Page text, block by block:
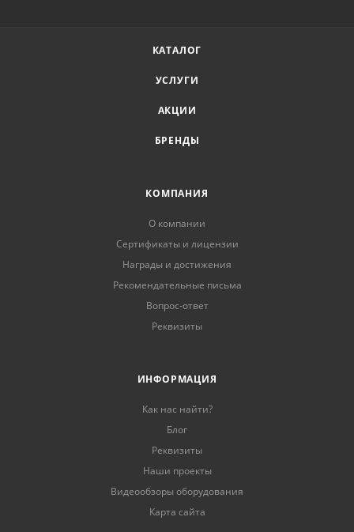
КАТАЛОГ
УСЛУГИ
АКЦИИ
БРЕНДЫ
КОМПАНИЯ
О компании
Сертификаты и лицензии
Награды и достижения
Рекомендательные письма
Вопрос-ответ
Реквизиты
ИНФОРМАЦИЯ
Как нас найти?
Блог
Реквизиты
Наши проекты
Видеообзоры оборудования
Карта сайта